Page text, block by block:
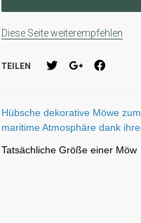
Diese Seite weiterempfehlen
TEILEN
Hübsche dekorative Möwe
maritime Atmosphäre dank
Tatsächliche Größe einer Möw